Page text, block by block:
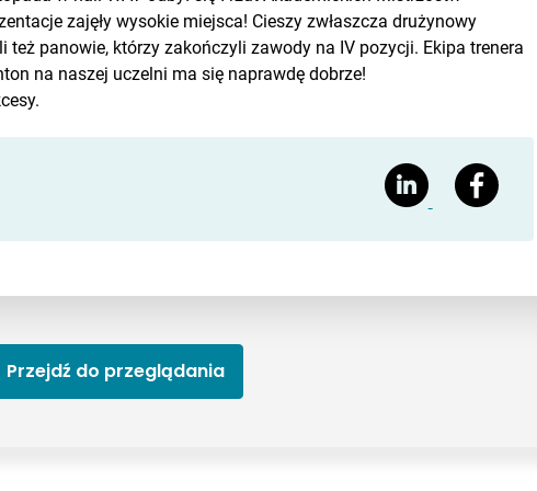
zajęły wysokie miejsca! Cieszy zwłaszcza drużynowy
panowie, którzy zakończyli zawody na IV pozycji. Ekipa trenera
na naszej uczelni ma się naprawdę dobrze!
Przejdź do przeglądania